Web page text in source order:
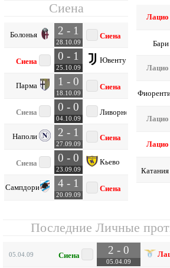
Сиена
Болонья 2 - 1
28.10.09
Сиена
Сиена 0 - 1
25.10.09
Ювентус
Парма 1 - 0
18.10.09
Сиена
Сиена 0 - 0
04.10.09
Ливорно
Наполи 2 - 1
27.09.09
Сиена
Сиена 0 - 0
23.09.09
Кьево
Сампдория 4 - 1
20.09.09
Сиена
Лацио
Бари
Лацио
Лацио
Лацио
Катания
Последние Личные
05.04.09 Сиена 2 - 0
05.04.09